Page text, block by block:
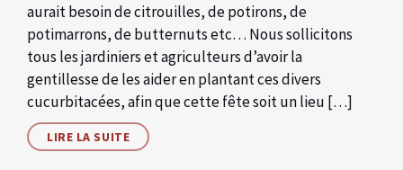
aurait besoin de citrouilles, de potirons, de
potimarrons, de butternuts etc… Nous sollicitons
tous les jardiniers et agriculteurs d’avoir la
gentillesse de les aider en plantant ces divers
cucurbitacées, afin que cette fête soit un lieu […]
LIRE LA SUITE